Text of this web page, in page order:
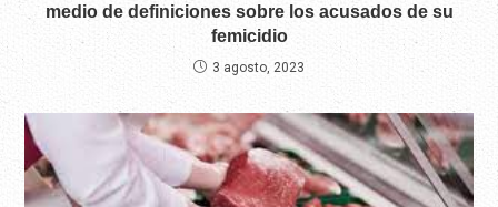
medio de definiciones sobre los acusados de su
femicidio
3 agosto, 2023